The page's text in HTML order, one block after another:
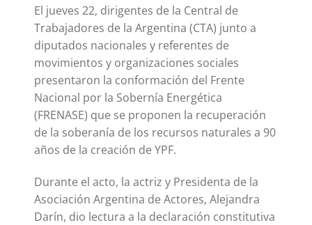
El jueves 22, dirigentes de la Central de
Trabajadores de la Argentina (CTA) junto a
diputados nacionales y referentes de
movimientos y organizaciones sociales
presentaron la conformación del Frente
Nacional por la Sobernía Energética
(FRENASE) que se proponen la recuperación
de la soberanía de los recursos naturales a 90
años de la creación de YPF.
Durante el acto, la actriz y Presidenta de la
Asociación Argentina de Actores, Alejandra
Darín, dio lectura a la declaración constitutiva